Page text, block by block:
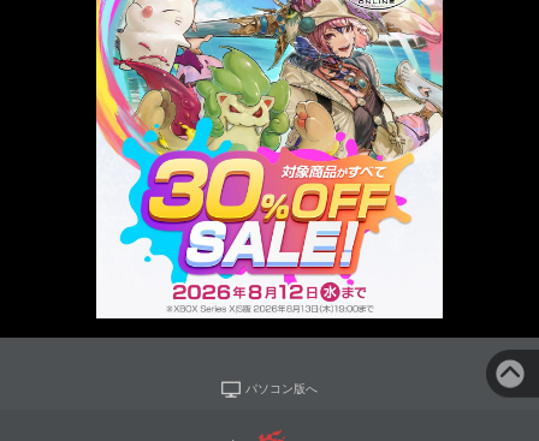
パソコン版へ